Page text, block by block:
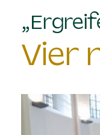
Vier